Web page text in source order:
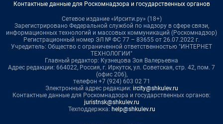
Контактные данные для Роскомнадзора и государственных органов
Сетевое издание «Ирсити.ру» (18+)
Зарегистрировано Федеральной службой по надзору в сфере связи,
информационных технологий и массовых коммуникаций (Роскомнадзор)
Регистрационный номер ЭЛ № ФС 77 – 83655 от 26.07.2022 г.
Учредитель: Общество с ограниченной ответственностью "ИНТЕРНЕТ
ТЕХНОЛОГИИ"
Главный редактор: Кузнецова Зоя Валерьевна
Адрес редакции: 664022, Россия, г. Иркутск, ул. Советская, стр. 42, пом. 7
(офис 206),
телефон +7 (924) 603 02 71
Электронный адрес редакции: ircity@shkulev.ru
Контактные данные для Роскомнадзора и государственных органов:
juristnsk@shkulev.ru
Техподдержка: help@shkulev.ru